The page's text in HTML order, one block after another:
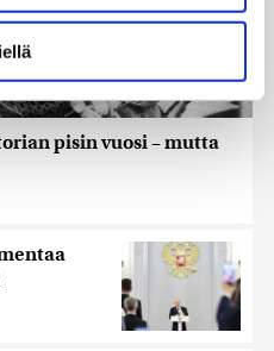
käsitellään ja miten
milloin vain
sisällön ja mainosten
ominaisuuksien
mainosalan ja analytiikka-
siitä, miten käytät
voivat yhdistää näitä
antanut heille tai joita on
palvelujaan. Tietoja
pisin vuosi – mutta